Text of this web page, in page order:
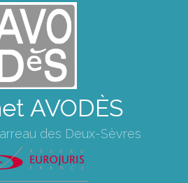
AVODÈS
des Deux-Sèvres